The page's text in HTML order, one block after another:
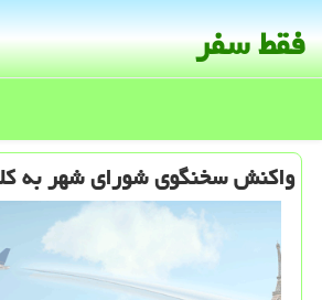
فقط سفر
واكنش سخنگوی شورای شهر به